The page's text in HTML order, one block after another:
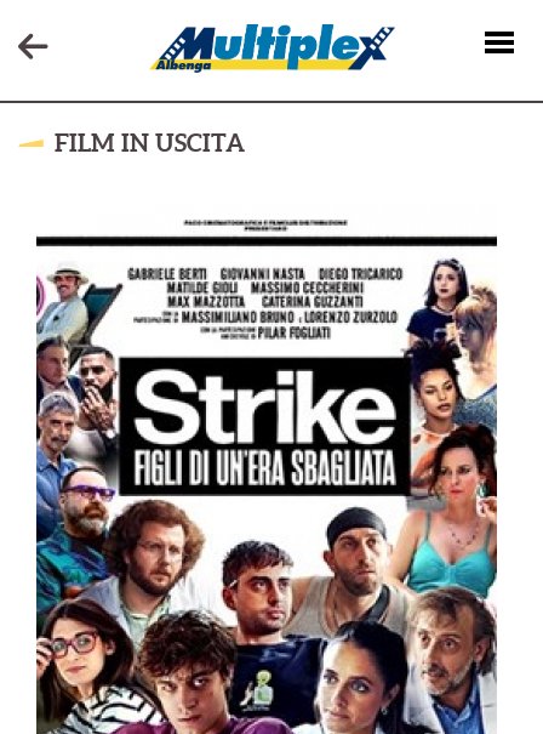
FILM IN USCITA